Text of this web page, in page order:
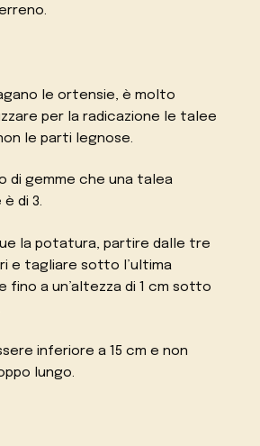
le ortensie, è molto
per la radicazione le talee
le parti legnose.
di gemme che una talea
di 3.
la potatura, partire dalle tre
e tagliare sotto l’ultima
fino a un’altezza di 1 cm sotto
inferiore a 15 cm e non
lungo.